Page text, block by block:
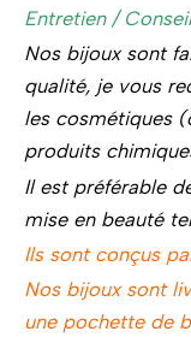
Entretien / Conseil
Nos bijoux sont
qualité, je vous
les cosmétiques
produits
Il est préférable
mise en beauté
Ils sont conçus
Nos bijoux sont
une pochette de